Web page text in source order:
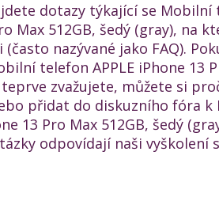
dotazy týkající se Mobilní
Max 512GB, šedý (gray), na
nazývané jako FAQ).
telefon APPLE iPhone 13
teprve zvažujete, můžete si
přidat do diskuzního fóra k
13 Pro Max 512GB, šedý
odpovídají naši vyškolení